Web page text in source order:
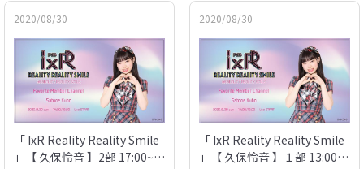
2020/08/30
「 IxR Reality Reality Smile
」【 久保怜音 】2部 17:00~ /
2020/08/30
「 IxR Reality Reality Smile
」【 久保怜音 】１部 13:00~ /